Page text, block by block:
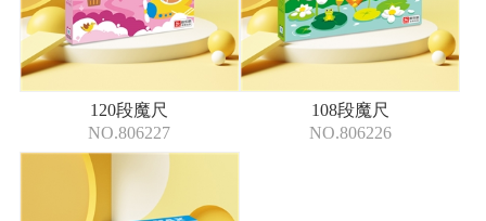
120段魔尺
NO.806227
108段魔尺
NO.806226